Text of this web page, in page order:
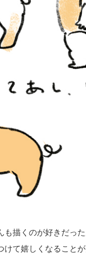
も描くのが好きだっ
て嬉しくなることが